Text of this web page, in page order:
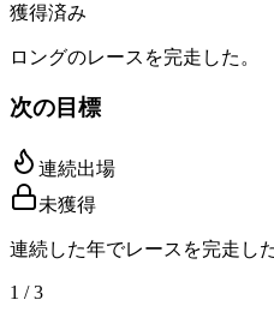
獲得済み
ロングのレースを完走した。
次の目標
連続出場
未獲得
連続した年でレースを完走し
1 / 3